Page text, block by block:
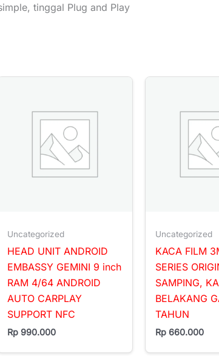
tinggal Plug and Play
Uncategorized
HEAD UNIT ANDROID
EMBASSY GEMINI 9 inch
RAM 4/64 ANDROID
AUTO CARPLAY
SUPPORT NFC
Rp 990.000
Uncategorized
KACA FILM
SERIES
SAMPING,
BELAKANG
TAHUN
Rp 660.000